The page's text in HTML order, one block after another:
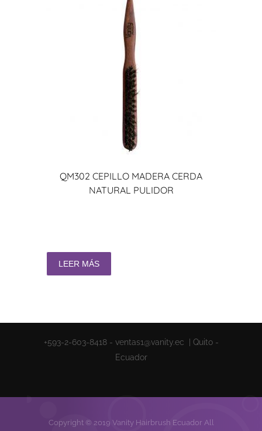
QM302 CEPILLO MADERA CERDA
NATURAL PULIDOR
LEER MÁS
+593-2-603-8418 - ventas1@vanity.ec | Quito -
Ecuador
Copyright © 2019 Vanity Hairbrush Ecuador All